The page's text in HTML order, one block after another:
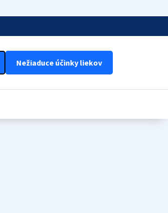
Nežiaduce účinky liekov